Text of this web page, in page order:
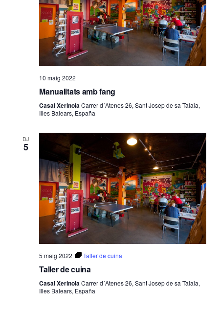
10 maig 2022
Manualitats amb fang
Casal XerinolaCarrer d´Atenes 26, Sant Josep de sa Talaia,
Illes Balears, España
DJ
5
5 maig 2022 Taller de cuina
Taller de cuina
Casal XerinolaCarrer d´Atenes 26, Sant Josep de sa Talaia,
Illes Balears, España